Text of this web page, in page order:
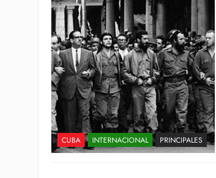
CUBA INTERNACIONAL PRINCIPALES